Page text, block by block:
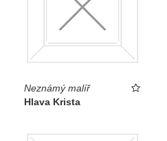
Neznámý malíř
Hlava Krista